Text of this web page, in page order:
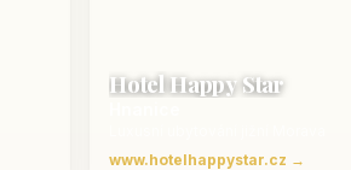
Hotel Happy Star
www.hotelhappystar.cz →